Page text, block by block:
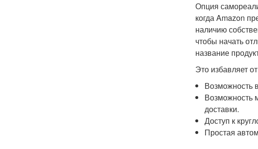
Опция
когда Amazon
наличию
чтобы начать
название
Это избавляет
Возможность
Возможность
доставки.
Доступ к
Простая